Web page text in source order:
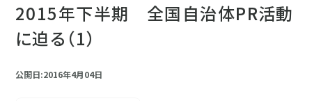
2015年下半期 全国自治体PR活動
に迫る（1）
公開日:2016年4月04日